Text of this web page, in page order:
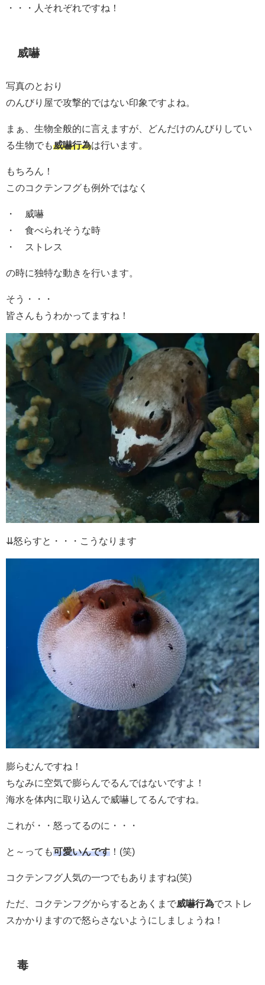
・・・人それぞれですね！
威嚇
写真のとおり
のんびり屋で攻撃的ではない印象ですよね。
まぁ、生物全般的に言えますが、どんだけのんびりしてい
る生物でも威嚇行為は行います。
もちろん！
このコクテンフグも例外ではなく
・ 威嚇
・ 食べられそうな時
・ ストレス
の時に独特な動きを行います。
そう・・・
皆さんもうわかってますね！
⇊怒らすと・・・こうなります
膨らむんですね！
ちなみに空気で膨らんでるんではないですよ！
海水を体内に取り込んで威嚇してるんですね。
これが・・怒ってるのに・・・
と～っても可愛いんです ！(笑)
コクテンフグ人気の一つでもありますね(笑)
ただ、コクテンフグからするとあくまで威嚇行為でストレ
スかかりますので怒らさないようにしましょうね！
毒